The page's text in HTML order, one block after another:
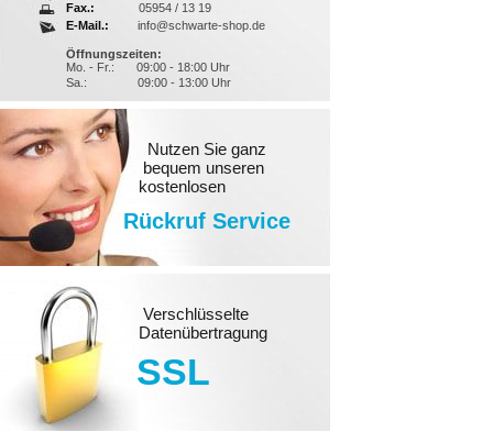
Fax.:
05954 / 13 19
E-Mail.:
info@schwarte-shop.de
Öffnungszeiten:
Mo. - Fr.:
09:00 - 18:00 Uhr
Sa.:
09:00 - 13:00 Uhr
Nutzen Sie ganz
bequem unseren
kostenlosen
Rückruf Service
Verschlüsselte
Datenübertragung
SSL